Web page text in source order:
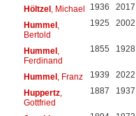
Höltzel, Michael 1936 2017
Hummel,
Bertold
1925 2002
Hummel,
Ferdinand
1855 1928
Hummel, Franz 1939 2022
Huppertz,
Gottfried
1887 1937